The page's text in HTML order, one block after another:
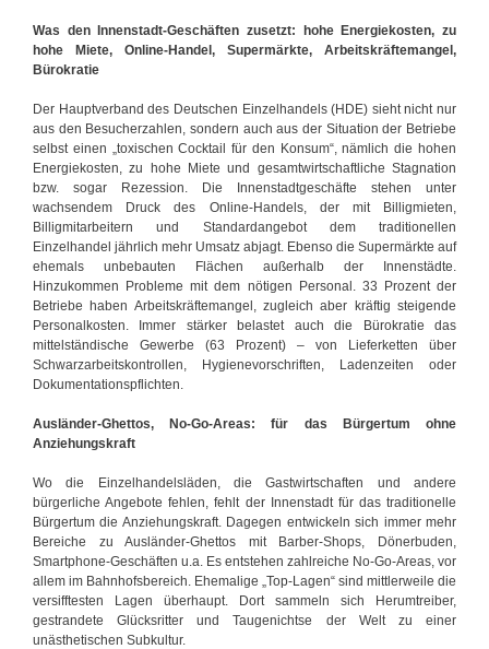
Was den Innenstadt-Geschäften zusetzt: hohe Energiekosten, zu
hohe Miete, Online-Handel, Supermärkte, Arbeitskräftemangel,
Bürokratie
Der Hauptverband des Deutschen Einzelhandels (HDE) sieht nicht nur
aus den Besucherzahlen, sondern auch aus der Situation der Betriebe
selbst einen „toxischen Cocktail für den Konsum“, nämlich die hohen
Energiekosten, zu hohe Miete und gesamtwirtschaftliche Stagnation
bzw. sogar Rezession. Die Innenstadtgeschäfte stehen unter
wachsendem Druck des Online-Handels, der mit Billigmieten,
Billigmitarbeitern und Standardangebot dem traditionellen
Einzelhandel jährlich mehr Umsatz abjagt. Ebenso die Supermärkte auf
ehemals unbebauten Flächen außerhalb der Innenstädte.
Hinzukommen Probleme mit dem nötigen Personal. 33 Prozent der
Betriebe haben Arbeitskräftemangel, zugleich aber kräftig steigende
Personalkosten. Immer stärker belastet auch die Bürokratie das
mittelständische Gewerbe (63 Prozent) – von Lieferketten über
Schwarzarbeitskontrollen, Hygienevorschriften, Ladenzeiten oder
Dokumentationspflichten.
Ausländer-Ghettos, No-Go-Areas: für das Bürgertum ohne
Anziehungskraft
Wo die Einzelhandelsläden, die Gastwirtschaften und andere
bürgerliche Angebote fehlen, fehlt der Innenstadt für das traditionelle
Bürgertum die Anziehungskraft. Dagegen entwickeln sich immer mehr
Bereiche zu Ausländer-Ghettos mit Barber-Shops, Dönerbuden,
Smartphone-Geschäften u.a. Es entstehen zahlreiche No-Go-Areas, vor
allem im Bahnhofsbereich. Ehemalige „Top-Lagen“ sind mittlerweile die
versifftesten Lagen überhaupt. Dort sammeln sich Herumtreiber,
gestrandete Glücksritter und Taugenichtse der Welt zu einer
unästhetischen Subkultur.